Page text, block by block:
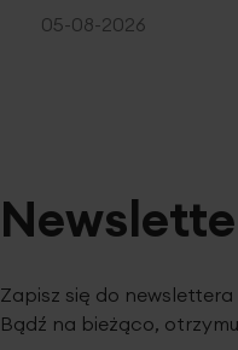
05-08-2026
Zapisz się do
Bądź na bieżąco,